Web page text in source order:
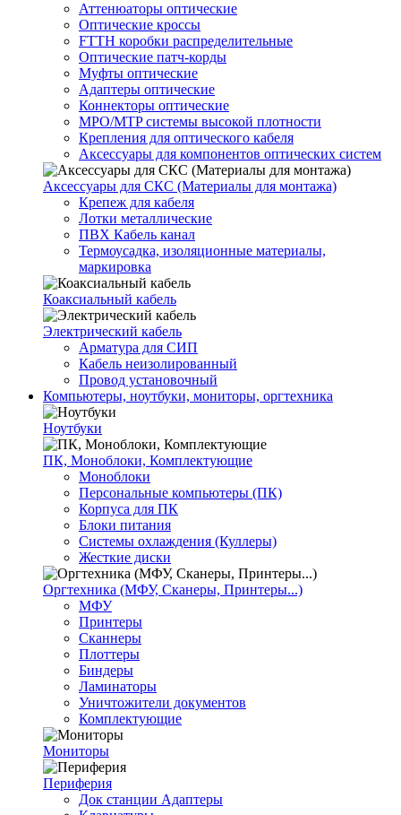
Аттенюаторы оптические
Оптические кроссы
FTTH коробки распределительные
Оптические патч-корды
Муфты оптические
Адаптеры оптические
Коннекторы оптические
MPO/MTP системы высокой плотности
Крепления для оптического кабеля
Аксессуары для компонентов оптических систем
Аксессуары для СКС (Материалы для монтажа)
Крепеж для кабеля
Лотки металлические
ПВХ Кабель канал
Термоусадка, изоляционные материалы,
маркировка
Коаксиальный кабель
Электрический кабель
Арматура для СИП
Кабель неизолированный
Провод установочный
Компьютеры, ноутбуки, мониторы, оргтехника
Ноутбуки
ПК, Моноблоки, Комплектующие
Моноблоки
Персональные компьютеры (ПК)
Корпуса для ПК
Блоки питания
Системы охлаждения (Куллеры)
Жесткие диски
Оргтехника (МФУ, Сканеры, Принтеры...)
МФУ
Принтеры
Сканнеры
Плоттеры
Биндеры
Ламинаторы
Уничтожители документов
Комплектующие
Мониторы
Периферия
Док станции Адаптеры